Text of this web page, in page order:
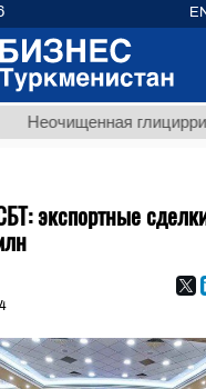
экспортные